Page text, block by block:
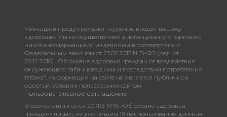
Минздрав предупреждает : курение вредит вашему
здоровью. Мы не осуществляем дистанционную торговлю
никотинсодержащими изделиями в соответствии с
Федеральным законом от 23.02.2013 N 15-ФЗ (ред. от
28.12.2016) "Об охране здоровья граждан от воздействия
окружающего табачного дыма и последствий потребления
табака". Информация на сайте не является публичной
офертой. Условия пользования сайтом
Пользовательское соглашение
В соответствии со ст. 20 ФЗ №15 «Об охране здоровья
граждан» лицам, не достигшим 18 лет пользование данным